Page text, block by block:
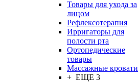
Товары для ухода за
лицом
Рефлексотерапия
Ирригаторы для
полости рта
Ортопедические
товары
Массажные кровати
+ ЕЩЕ 3